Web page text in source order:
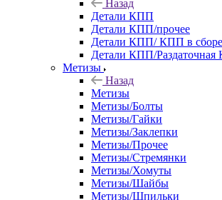
Назад
Детали КПП
Детали КПП/прочее
Детали КПП/ КПП в сборе
Детали КПП/Раздаточная
Метизы
Назад
Метизы
Метизы/Болты
Метизы/Гайки
Метизы/Заклепки
Метизы/Прочее
Метизы/Стремянки
Метизы/Хомуты
Метизы/Шайбы
Метизы/Шпильки